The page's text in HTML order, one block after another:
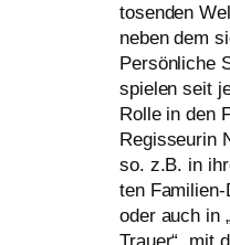
tosen­den
neben dem
Persönliche
spie­len seit
Rolle in den
Regisseurin
so. z.B. in
ten Familien-
oder auch in
Trauer“, mit